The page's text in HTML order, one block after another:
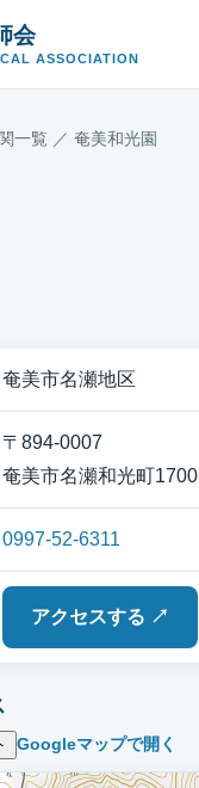
会
ASSOCIATION
一覧 ／ 奄美和光園
奄美市名瀬地区
〒894-0007
奄美市名瀬和光町1700
0997-52-6311
アクセスする ↗
Googleマップで開く